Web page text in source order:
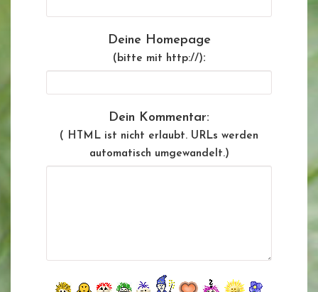
Deine Homepage
(bitte mit http://):
Dein Kommentar:
( HTML ist nicht erlaubt. URLs werden
automatisch umgewandelt.)